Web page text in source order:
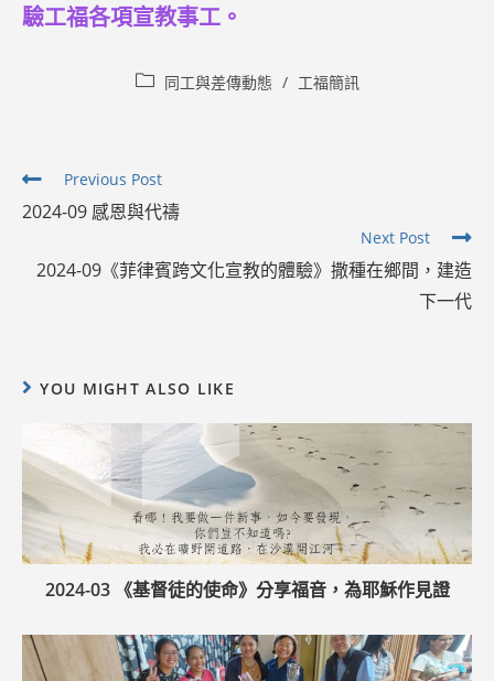
驗工福各項宣教事工。
Post 同工與差傳動態 / 工福簡訊
Read
articles
Previous Post
2024-09 感恩與代禱
Next Post
2024-09《菲律賓跨文化宣教的體驗》撒種在鄉間，建造
下一代
YOU MIGHT ALSO LIKE
2024-03 《基督徒的使命》分享福音，為耶穌作見證